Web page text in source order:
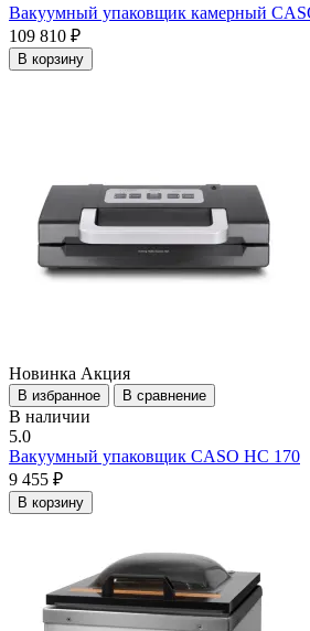
Вакуумный упаковщик камерный
109 810 ₽
В корзину
Новинка Акция
В избранное В сравнение
В наличии
5.0
Вакуумный упаковщик CASO HC 170
9 455 ₽
В корзину